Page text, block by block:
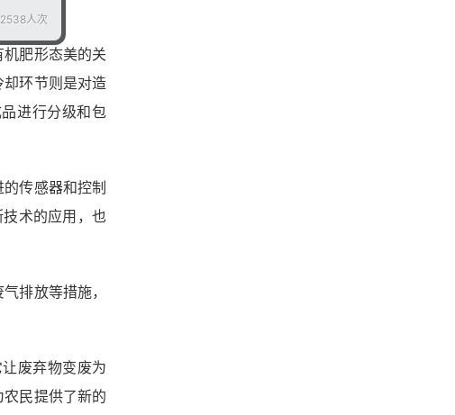
肥形态美的关
环节则是对造
进行分级和包
传感器和控制
术的应用，也
排放等措施，
废弃物变废为
民提供了新的
人次